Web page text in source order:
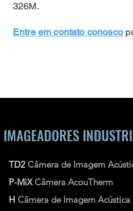
326M.
Entre em contato conosco
IMAGEADORES
TD2 Câmera de Imagem
P-MiXCâmera AcouTherm
H Câmera de Imagem Acústica